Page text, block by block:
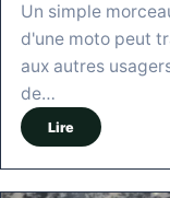
Un simple
d'une moto peut
aux autres
de…
Lire